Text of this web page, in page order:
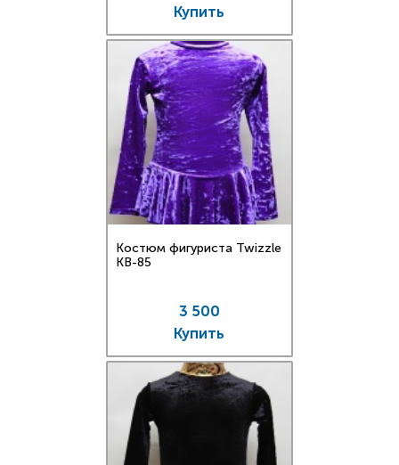
Купить
Костюм фигуриста Twizzle
KB-85
3 500
Купить